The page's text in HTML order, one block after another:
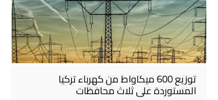
توزيع 600 ميكاواط من كهرباء تركيا
المستوردة على ثلاث محافظات